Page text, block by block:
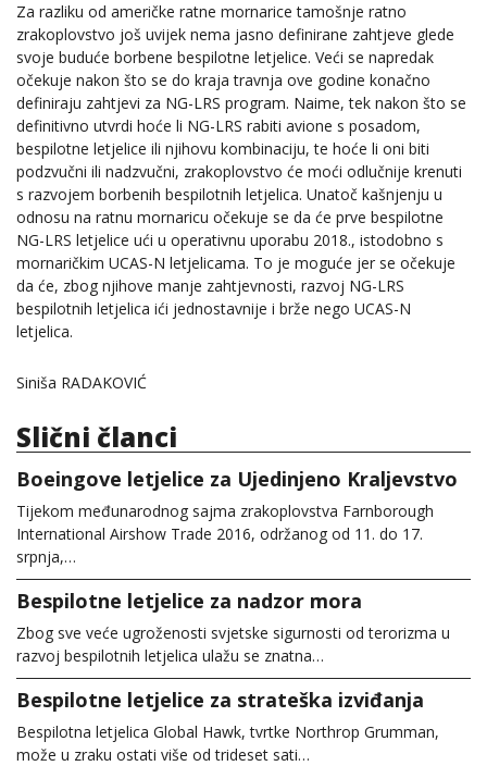
Za razliku od američke ratne mornarice tamošnje ratno
zrakoplovstvo još uvijek nema jasno definirane zahtjeve glede
svoje buduće borbene bespilotne letjelice. Veći se napredak
očekuje nakon što se do kraja travnja ove godine konačno
definiraju zahtjevi za NG-LRS program. Naime, tek nakon što se
definitivno utvrdi hoće li NG-LRS rabiti avione s posadom,
bespilotne letjelice ili njihovu kombinaciju, te hoće li oni biti
podzvučni ili nadzvučni, zrakoplovstvo će moći odlučnije krenuti
s razvojem borbenih bespilotnih letjelica. Unatoč kašnjenju u
odnosu na ratnu mornaricu očekuje se da će prve bespilotne
NG-LRS letjelice ući u operativnu uporabu 2018., istodobno s
mornaričkim UCAS-N letjelicama. To je moguće jer se očekuje
da će, zbog njihove manje zahtjevnosti, razvoj NG-LRS
bespilotnih letjelica ići jednostavnije i brže nego UCAS-N
letjelica.
Siniša RADAKOVIĆ
Slični članci
Boeingove letjelice za Ujedinjeno Kraljevstvo
Tijekom međunarodnog sajma zrakoplovstva Farnborough
International Airshow Trade 2016, održanog od 11. do 17.
srpnja,…
Bespilotne letjelice za nadzor mora
Zbog sve veće ugroženosti svjetske sigurnosti od terorizma u
razvoj bespilotnih letjelica ulažu se znatna…
Bespilotne letjelice za strateška izviđanja
Bespilotna letjelica Global Hawk, tvrtke Northrop Grumman,
može u zraku ostati više od trideset sati…